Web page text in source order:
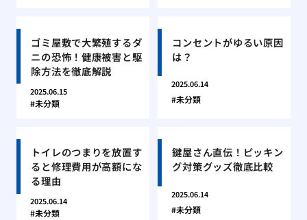
ゴミ屋敷で大繁殖するダ
ニの恐怖！健康被害と駆
除方法を徹底解説
2025.06.15
未分類
コンセントがゆるい原因
は？
2025.06.14
未分類
トイレのつまりを放置す
ると修理費用が高額にな
る理由
2025.06.14
未分類
鍵屋さん直伝！ピッキン
グ対策グッズ徹底比較
2025.06.14
未分類